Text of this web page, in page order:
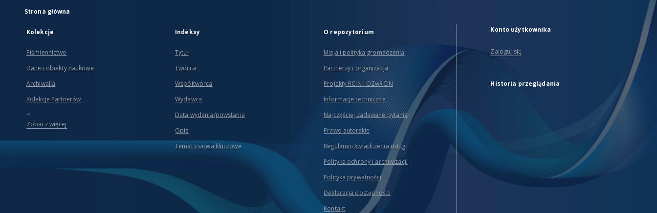
Strona główna
Kolekcje
Piśmiennictwo
Dane i obiekty naukowe
Archiwalia
Kolekcje Partnerów
...
Zobacz więcej
Indeksy
Tytuł
Twórca
Współtwórca
Wydawca
Data wydania/powstania
Opis
Temat i słowa kluczowe
O repozytorium
Misja i polityka gromadzenia
Partnerzy i organizacja
Projekty RCIN i OZwRCIN
Informacje techniczne
Najczęściej zadawane pytania
Prawo autorskie
Regulamin świadczenia usług
Polityka ochrony i archiwizacji
Polityka prywatności
Deklaracja dostępności
Kontakt
Konto użytkownika
Zaloguj się
Historia przeglądania